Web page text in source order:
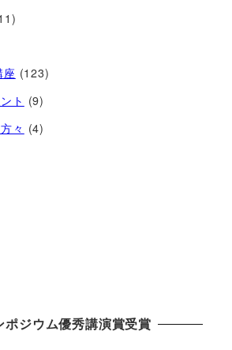
座 (123)
ト (9)
々 (4)
ポジウム優秀講演賞受賞